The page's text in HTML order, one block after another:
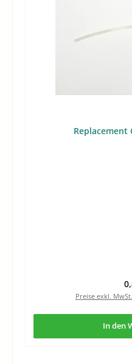
Replacement
Preise exkl.
In den